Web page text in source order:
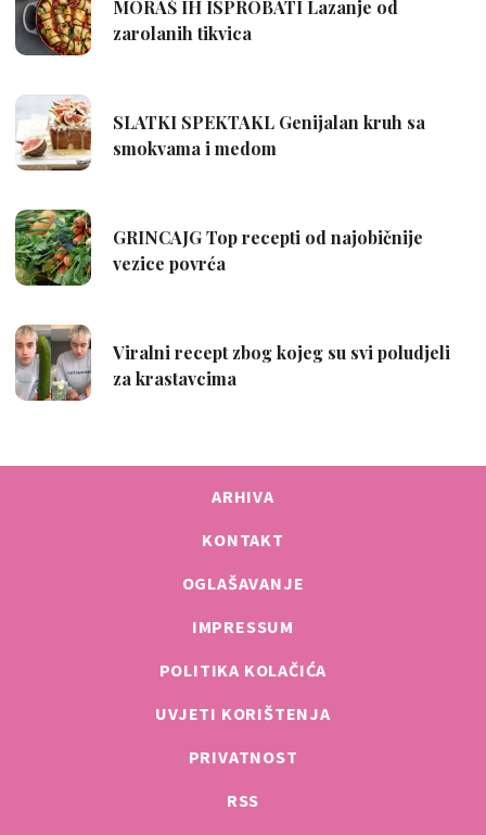
ARHIVA
KONTAKT
OGLAŠAVANJE
IMPRESSUM
POLITIKA KOLAČIĆA
UVJETI KORIŠTENJA
PRIVATNOST
RSS